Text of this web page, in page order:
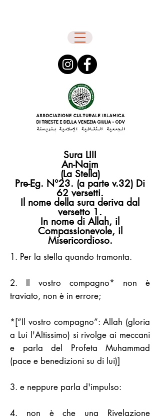
Sura LIII
An-Najm
(La Stella)
Pre-Eg. N°23. (a parte v.32) Di
62 versetti.
Il nome della sura deriva dal
versetto 1.
In nome di Allah, il
Compassionevole, il
Misericordioso.
1. Per la stella quando tramonta.
2. Il vostro compagno* non è
traviato, non è in errore;
*[“Il vostro compagno”: Allah (gloria
a Lui l'Altissimo) si rivolge ai meccani
e parla del Profeta Muhammad
(pace e benedizioni su di lui)]
3. e neppure parla d'impulso:
4. non è che una Rivelazione